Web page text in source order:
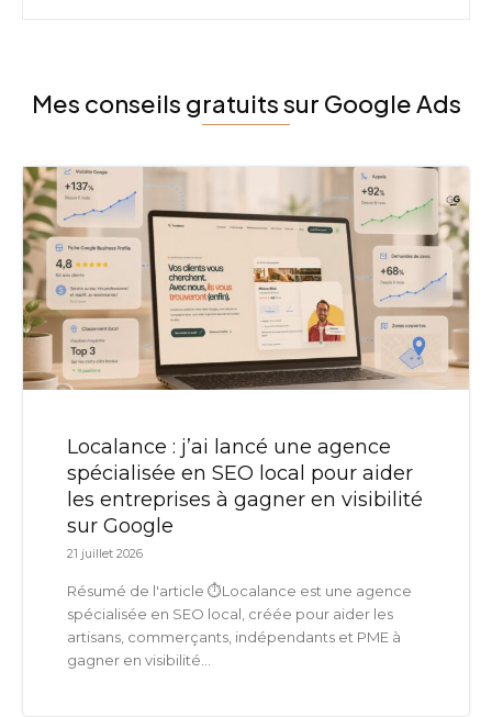
Mes conseils gratuits sur Google Ads
Localance : j’ai lancé une agence
spécialisée en SEO local pour aider
les entreprises à gagner en visibilité
sur Google
21 juillet 2026
Résumé de l'article ⏱️Localance est une agence
spécialisée en SEO local, créée pour aider les
artisans, commerçants, indépendants et PME à
gagner en visibilité...